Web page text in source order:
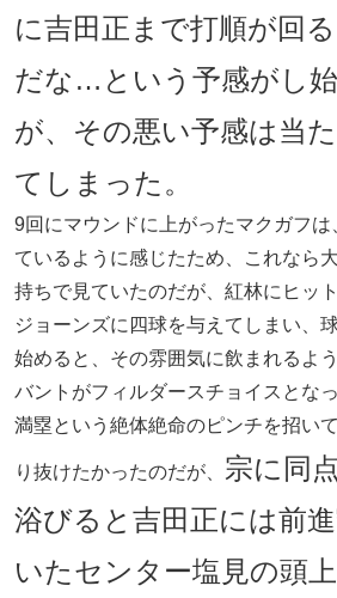
に吉田正まで打順が回
だな…という予感がし
が、その悪い予感は当
てしまった。
9回にマウンドに上がったマクガフは
ているように感じたため、これなら
持ちで見ていたのだが、紅林にヒッ
ジョーンズに四球を与えてしまい、
始めると、その雰囲気に飲まれるよ
バントがフィルダースチョイスとな
満塁という絶体絶命のピンチを招い
り抜けたかったのだが、 宗に同
浴びると吉田正には前
いたセンター塩見の頭